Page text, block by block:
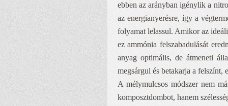
ebben az arányban igénylik a
az energianyerésre, így a
folyamat lelassul. Amikor az
ez ammónia felszabadulását
anyag optimális, de átmeneti
megsárgul és betakarja a
A mélymulcsos módszer nem
komposztdombot, hanem